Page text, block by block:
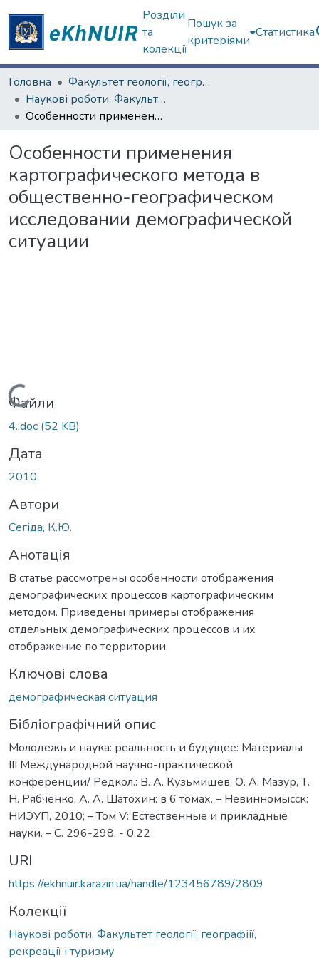
Розділи
та
колекції
Пошук за
критеріями
Статистика
Головна
Факультет геології, географіії, рекреації і туризму
Наукові роботи. Факультет геології, географіії, рекреації і туризму
Особенности применения картографического метода в общественно-географическом исследовании демографической ситуации
Особенности применения
картографического метода в
общественно-географическом
исследовании демографической
ситуации
Вантажиться...
Файли
4..doc (52 KB)
Дата
2010
Автори
Сегіда, К.Ю.
Анотація
В статье рассмотрены особенности отображения
демографических процессов картографическим
методом. Приведены примеры отображения
отдельных демографических процессов и их
отображение по территории.
Ключові слова
демографическая ситуация
Бібліографічний опис
Молодежь и наука: реальность и будущее: Материалы
III Международной научно-практической
конференции/ Редкол.: В. А. Кузьмищев, О. А. Мазур, Т.
Н. Рябченко, А. А. Шатохин: в 6 томах. – Невинномысск:
НИЭУП, 2010; – Том V: Естественные и прикладные
науки. – С. 296-298. - 0,22
URI
https://ekhnuir.karazin.ua/handle/123456789/2809
Колекції
Наукові роботи. Факультет геології, географіії,
рекреації і туризму